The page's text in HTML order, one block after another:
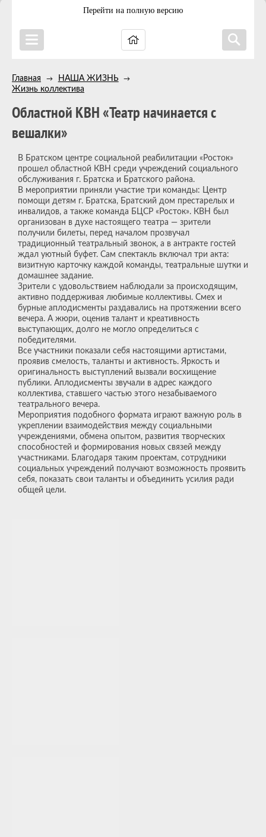
Перейти на полную версию
Главная → НАША ЖИЗНЬ →
Жизнь коллектива
Областной КВН «Театр начинается с
вешалки»
В Братском центре социальной реабилитации «Росток»
прошел областной КВН среди учреждений социального
обслуживания г. Братска и Братского района.
В мероприятии приняли участие три команды: Центр
помощи детям г. Братска, Братский дом престарелых и
инвалидов, а также команда БЦСР «Росток». КВН был
организован в духе настоящего театра — зрители
получили билеты, перед началом прозвучал
традиционный театральный звонок, а в антракте гостей
ждал уютный буфет. Сам спектакль включал три акта:
визитную карточку каждой команды, театральные шутки и
домашнее задание.
Зрители с удовольствием наблюдали за происходящим,
активно поддерживая любимые коллективы. Смех и
бурные аплодисменты раздавались на протяжении всего
вечера. А жюри, оценив талант и креативность
выступающих, долго не могло определиться с
победителями.
Все участники показали себя настоящими артистами,
проявив смелость, таланты и активность. Яркость и
оригинальность выступлений вызвали восхищение
публики. Аплодисменты звучали в адрес каждого
коллектива, ставшего частью этого незабываемого
театрального вечера.
Мероприятия подобного формата играют важную роль в
укреплении взаимодействия между социальными
учреждениями, обмена опытом, развития творческих
способностей и формирования новых связей между
участниками. Благодаря таким проектам, сотрудники
социальных учреждений получают возможность проявить
себя, показать свои таланты и объединить усилия ради
общей цели.